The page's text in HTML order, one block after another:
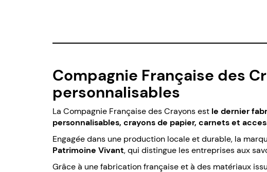
Compagnie Française des
personnalisables
La Compagnie Française des Crayons est le dernier
personnalisables, crayons de papier, carnets et
Engagée dans une production locale et durable, la
Patrimoine Vivant, qui distingue les entreprises aux
Grâce à une fabrication française et à des matériaux